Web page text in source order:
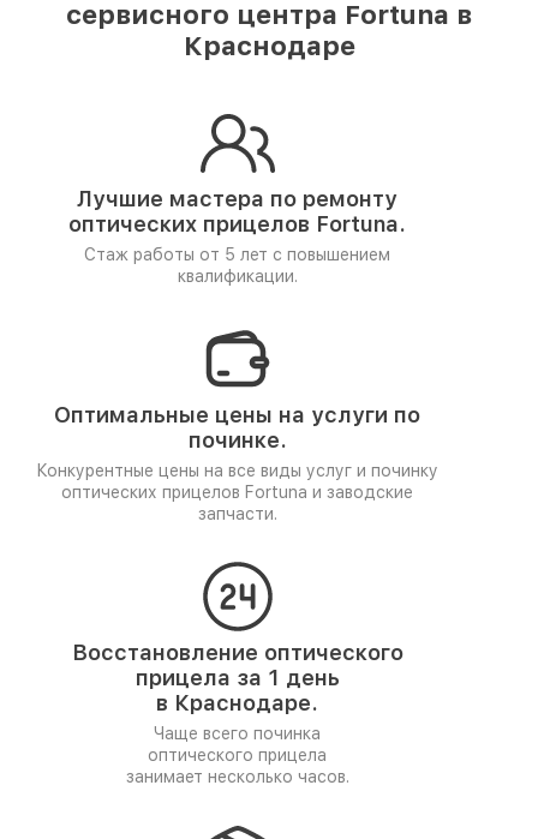
сервисного центра Fortuna в
Краснодаре
Лучшие мастера по ремонту
оптических прицелов Fortuna.
Стаж работы от 5 лет с повышением
квалификации.
Оптимальные цены на услуги по
починке.
Конкурентные цены на все виды услуг и починку
оптических прицелов Fortuna и заводские
запчасти.
Восстановление оптического
прицела за 1 день
в Краснодаре.
Чаще всего починка
оптического прицела
занимает несколько часов.